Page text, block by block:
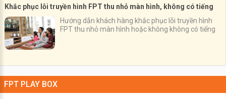
Khắc phục lỗi truyền hình FPT thu nhỏ màn hình, không có tiếng
Hướng dẫn khách hàng khắc phục lỗi truyền hình
FPT thu nhỏ màn hình hoặc không không có tiếng
FPT PLAY BOX